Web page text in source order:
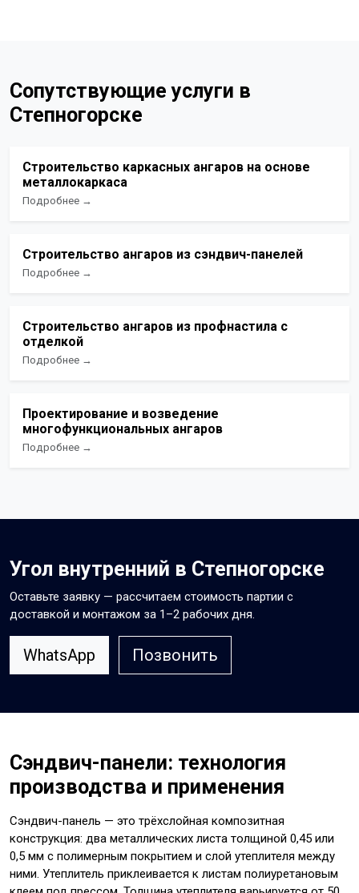
Сопутствующие услуги в
Степногорске
Строительство каркасных ангаров на основе
металлокаркаса
Подробнее →
Строительство ангаров из сэндвич-панелей
Подробнее →
Строительство ангаров из профнастила с
отделкой
Подробнее →
Проектирование и возведение
многофункциональных ангаров
Подробнее →
Угол внутренний в Степногорске
Оставьте заявку — рассчитаем стоимость партии с
доставкой и монтажом за 1–2 рабочих дня.
WhatsApp Позвонить
Сэндвич-панели: технология
производства и применения
Сэндвич-панель — это трёхслойная композитная
конструкция: два металлических листа толщиной 0,45 или
0,5 мм с полимерным покрытием и слой утеплителя между
ними. Утеплитель приклеивается к листам полиуретановым